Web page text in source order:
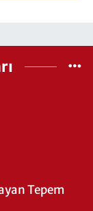
Tepem